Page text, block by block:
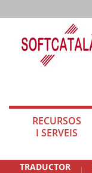
RECURSOS
I SERVEIS
TRADUCTOR